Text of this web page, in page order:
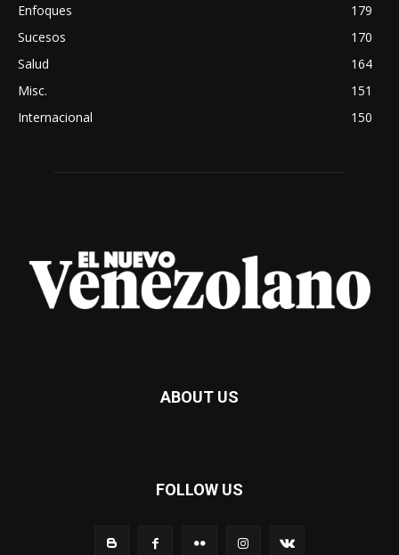
Enfoques
179
Sucesos
170
Salud
164
Misc.
151
Internacional
150
ABOUT US
FOLLOW US